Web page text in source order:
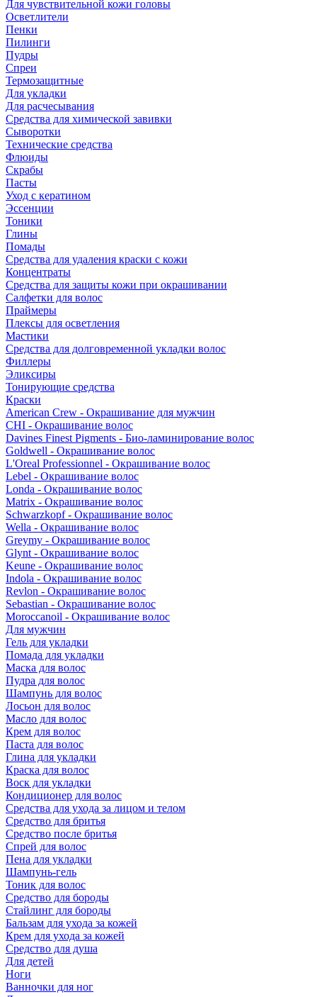
Для чувствительной кожи головы
Осветлители
Пенки
Пилинги
Пудры
Спреи
Термозащитные
Для укладки
Для расчесывания
Средства для химической завивки
Сыворотки
Технические средства
Флюиды
Скрабы
Пасты
Уход с кератином
Эссенции
Тоники
Глины
Помады
Средства для удаления краски с кожи
Концентраты
Средства для защиты кожи при окрашивании
Салфетки для волос
Праймеры
Плексы для осветления
Мастики
Средства для долговременной укладки волос
Филлеры
Эликсиры
Тонирующие средства
Краски
American Crew - Окрашивание для мужчин
CHI - Окрашивание волос
Davines Finest Pigments - Био-ламинирование волос
Goldwell - Окрашивание волос
L'Oreal Professionnel - Окрашивание волос
Lebel - Окрашивание волос
Londa - Окрашивание волос
Matrix - Окрашивание волос
Schwarzkopf - Окрашивание волос
Wella - Окрашивание волос
Greymy - Окрашивание волос
Glynt - Окрашивание волос
Keune - Окрашивание волос
Indola - Окрашивание волос
Revlon - Окрашивание волос
Sebastian - Окрашивание волос
Moroccanoil - Окрашивание волос
Для мужчин
Гель для укладки
Помада для укладки
Маска для волос
Пудра для волос
Шампунь для волос
Лосьон для волос
Масло для волос
Крем для волос
Паста для волос
Глина для укладки
Краска для волос
Воск для укладки
Кондиционер для волос
Средства для ухода за лицом и телом
Средство для бритья
Средство после бритья
Спрей для волос
Пена для укладки
Шампунь-гель
Тоник для волос
Средство для бороды
Стайлинг для бороды
Бальзам для ухода за кожей
Крем для ухода за кожей
Средство для душа
Для детей
Ноги
Ванночки для ног